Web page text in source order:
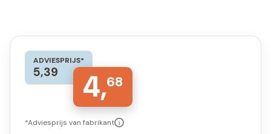
ADVIESPRIJS*
5,39 4,68
*Adviesprijs van fabrikant i